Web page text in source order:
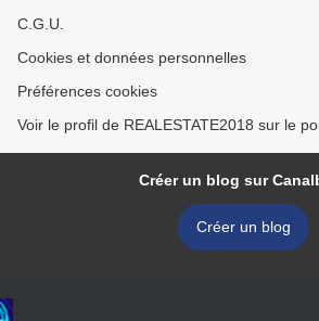
C.G.U.
Cookies et données personnelles
Préférences cookies
Voir le profil de REALESTATE2018 sur le
Créer un blog sur
Créer un blog